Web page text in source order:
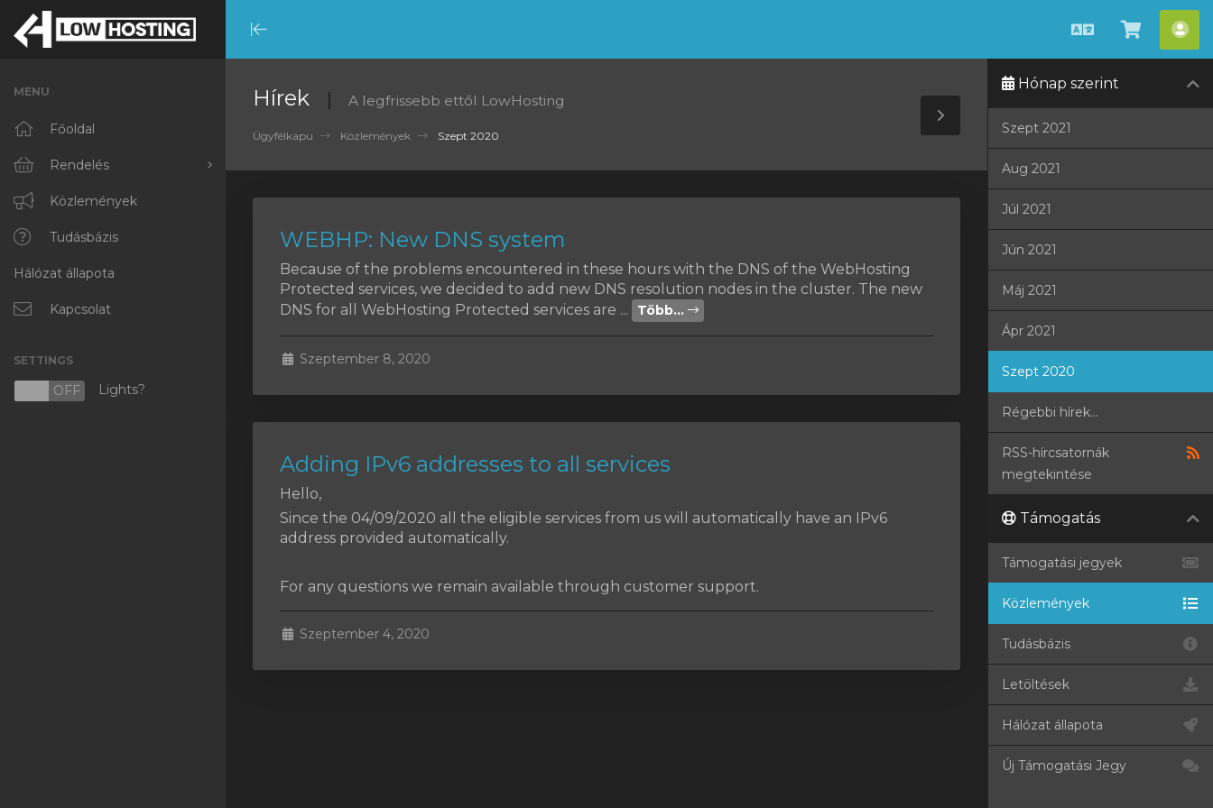
Minimize
Menu
MagyarKosár
MENU
Főoldal
Rendelés
Minden
RKVMPROTECTED
IKVMPROTECTED
XKVMPROTECTED
Protected Web Hosting
Közlemények
Tudásbázis
Hálózat állapota
Kapcsolat
SETTINGS
OFF Lights?
Hírek A legfrissebb ettől LowHosting
Ügyfélkapu Közlemények Szept 2020
Toggle
Sidebar
WEBHP: New DNS system
Because of the problems encountered in these hours with the DNS of the WebHosting
Protected services, we decided to add new DNS resolution nodes in the cluster. The new
DNS for all WebHosting Protected services are ...
Több...
Szeptember 8, 2020
Adding IPv6 addresses to all services
Hello,
Since the 04/09/2020 all the eligible services from us will automatically have an IPv6
address provided automatically.
For any questions we remain available through customer support.
Szeptember 4, 2020
Hónap szerint
Szept 2021
Aug 2021
Júl 2021
Jún 2021
Máj 2021
Ápr 2021
Szept 2020
Régebbi hírek...
RSS-hírcsatornák
megtekintése
Támogatás
Támogatási jegyek
Közlemények
Tudásbázis
Letöltések
Hálózat állapota
Új Támogatási Jegy